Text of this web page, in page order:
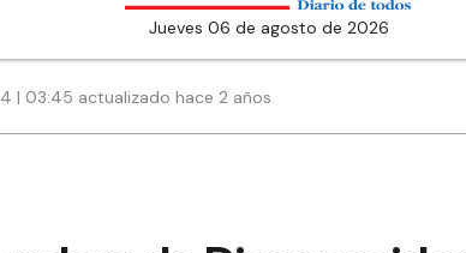
jueves 06 de agosto de 2026
| 03:45 actualizado hace 2 años